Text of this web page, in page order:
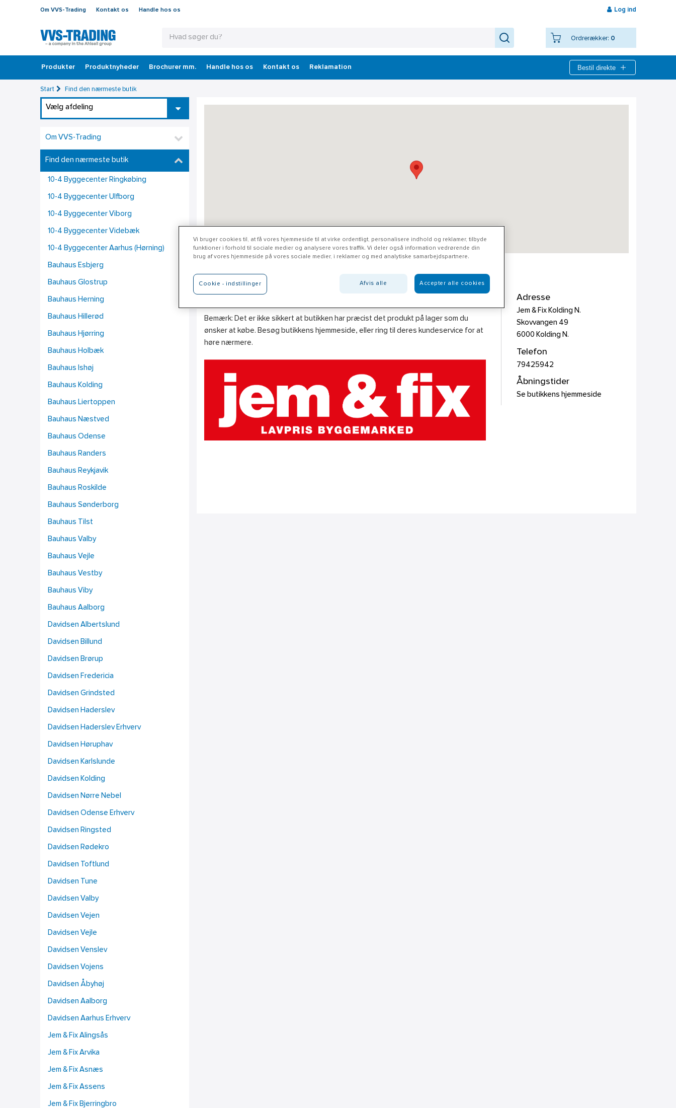
Om VVS-Trading Kontakt os Handle hos os Log ind
Ordrerækker: 0
Produkter Produktnyheder Brochurer mm. Handle hos os Kontakt os Reklamation Bestil direkte
Start Find den nærmeste butik
Vælg afdeling
Om VVS-Trading
Find den nærmeste butik
10-4 Byggecenter Ringkøbing
10-4 Byggecenter Ulfborg
10-4 Byggecenter Viborg
10-4 Byggecenter Videbæk
10-4 Byggecenter Aarhus (Hørning)
Bauhaus Esbjerg
Bauhaus Glostrup
Bauhaus Herning
Bauhaus Hillerød
Bauhaus Hjørring
Bauhaus Holbæk
Bauhaus Ishøj
Bauhaus Kolding
Bauhaus Liertoppen
Bauhaus Næstved
Bauhaus Odense
Bauhaus Randers
Bauhaus Reykjavik
Bauhaus Roskilde
Bauhaus Sønderborg
Bauhaus Tilst
Bauhaus Valby
Bauhaus Vejle
Bauhaus Vestby
Bauhaus Viby
Bauhaus Aalborg
Davidsen Albertslund
Davidsen Billund
Davidsen Brørup
Davidsen Fredericia
Davidsen Grindsted
Davidsen Haderslev
Davidsen Haderslev Erhverv
Davidsen Høruphav
Davidsen Karlslunde
Davidsen Kolding
Davidsen Nørre Nebel
Davidsen Odense Erhverv
Davidsen Ringsted
Davidsen Rødekro
Davidsen Toftlund
Davidsen Tune
Davidsen Valby
Davidsen Vejen
Davidsen Vejle
Davidsen Venslev
Davidsen Vojens
Davidsen Åbyhøj
Davidsen Aalborg
Davidsen Aarhus Erhverv
Jem & Fix Alingsås
Jem & Fix Arvika
Jem & Fix Asnæs
Jem & Fix Assens
Jem & Fix Bjerringbro
Jem & Fix Kolding N.
Adresse
Jem & Fix Kolding N.
Skovvangen 49
6000 Kolding N.
Telefon
79425942
Åbningstider
Se butikkens hjemmeside
Bemærk: Det er ikke sikkert at butikken har præcist det produkt på lager som du
ønsker at købe. Besøg butikkens hjemmeside, eller ring til deres kundeservice for at
høre nærmere.
Vi bruger cookies til, at få vores hjemmeside til at virke ordentligt, personalisere indhold og reklamer, tilbyde
funktioner i forhold til sociale medier og analysere vores traffik. Vi deler også information vedrørende din
brug af vores hjemmeside på vores sociale medier, i reklamer og med analytiske samarbejdspartnere.
Afvis alle Accepter alle cookies
Cookie - indstillinger